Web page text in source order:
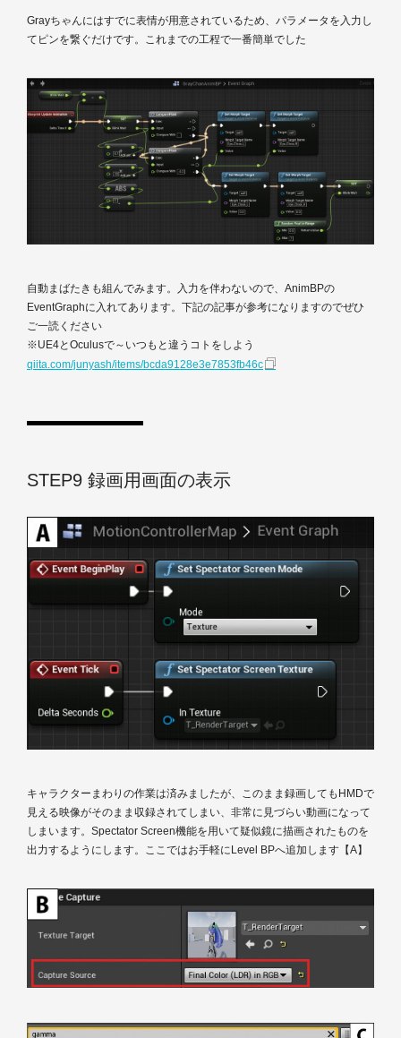
Grayちゃんにはすでに表情が用意されているため、パラメータを入力し
てピンを繋ぐだけです。これまでの工程で一番簡単でした
自動まばたきも組んでみます。入力を伴わないので、AnimBPの
EventGraphに入れてあります。下記の記事が参考になりますのでぜひ
ご一読ください
※UE4とOculusで～いつもと違うコトをしよう
qiita.com/junyash/items/bcda9128e3e7853fb46c
STEP9 録画用画面の表示
キャラクターまわりの作業は済みましたが、このまま録画してもHMDで
見える映像がそのまま収録されてしまい、非常に見づらい動画になって
しまいます。Spectator Screen機能を用いて疑似鏡に描画されたものを
出力するようにします。ここではお手軽にLevel BPへ追加します【A】